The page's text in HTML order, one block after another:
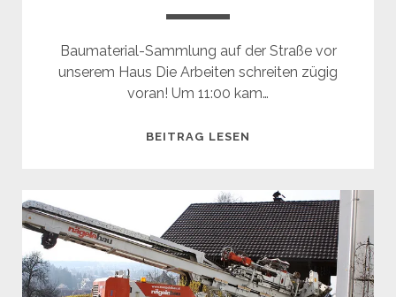
Baumaterial-Sammlung auf der Straße vor
unserem Haus Die Arbeiten schreiten zügig
voran! Um 11:00 kam…
BEITRAG LESEN
HEIZUNG,
TAG
3